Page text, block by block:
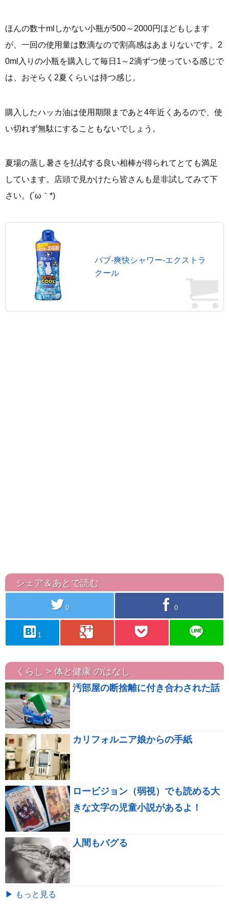
ほんの数十mlしかない小瓶が500～2000円ほどもします
が、一回の使用量は数滴なので割高感はあまりないです。2
0ml入りの小瓶を購入して毎日1～2滴ずつ使っている感じで
は、おそらく2夏くらいは持つ感じ。
購入したハッカ油は使用期限まであと4年近くあるので、使
い切れず無駄にすることもないでしょう。
夏場の蒸し暑さを払拭する良い相棒が得られてとても満足
しています。店頭で見かけたら皆さんも是非試してみて下
さい。(´ω｀*)
バブ-爽快シャワー-エクストラ
クール
シェア＆あとで読む
twitter 0 facebook 0
hatebu 1 googleplus pocket line
くらし > 体と健康 のはなし
汚部屋の断捨離に付き合わされた話
カリフォルニア娘からの手紙
ロービジョン（弱視）でも読める大
きな文字の児童小説があるよ！
人間もバグる
▶ もっと見る